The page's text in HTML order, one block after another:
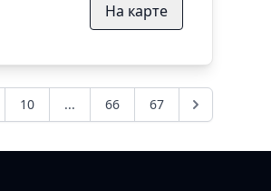
На карте
10 ... 66 67